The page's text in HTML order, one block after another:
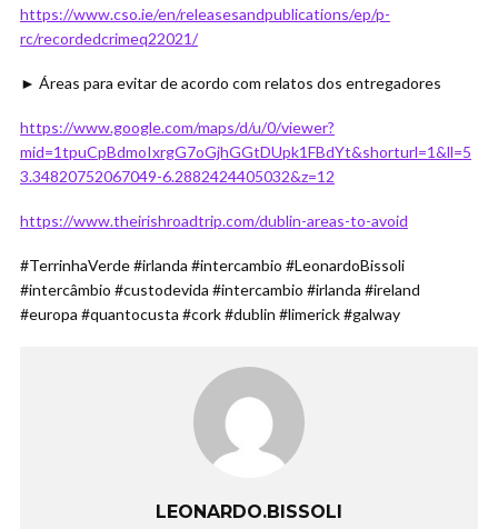
https://www.cso.ie/en/releasesandpublications/ep/p-
rc/recordedcrimeq22021/
► Áreas para evitar de acordo com relatos dos entregadores
https://www.google.com/maps/d/u/0/viewer?
mid=1tpuCpBdmoIxrgG7oGjhGGtDUpk1FBdYt&shorturl=1&ll=5
3.34820752067049-6.2882424405032&z=12
https://www.theirishroadtrip.com/dublin-areas-to-avoid
#TerrinhaVerde #irlanda #intercambio #LeonardoBissoli
#intercâmbio #custodevida #intercambio #irlanda #ireland
#europa #quantocusta #cork #dublin #limerick #galway
LEONARDO.BISSOLI